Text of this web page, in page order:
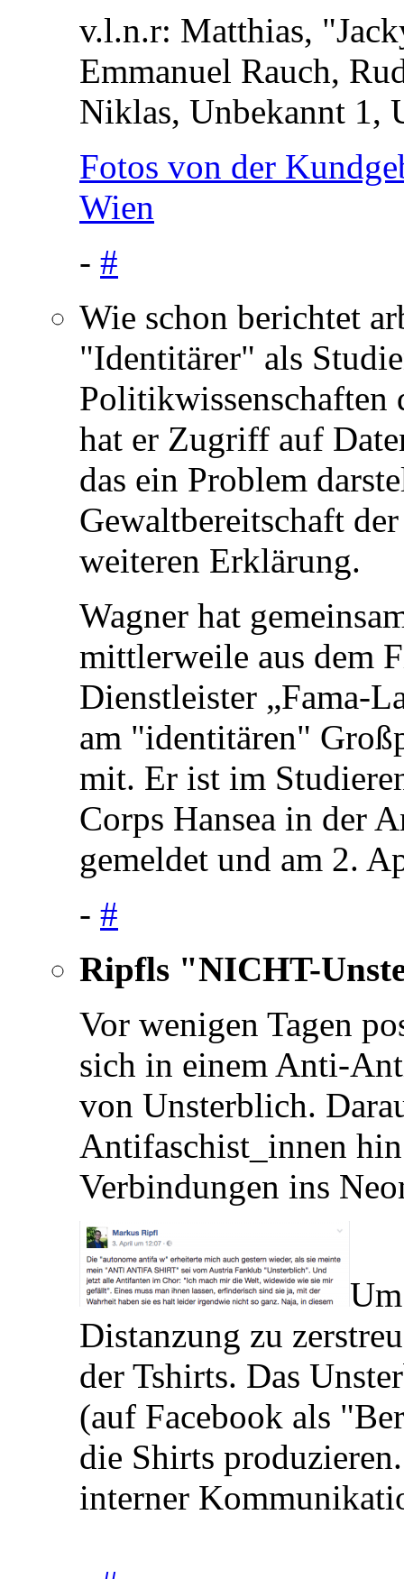
v.l.n.r: Matthias,
Emmanuel Rauch,
Niklas, Unbekannt 1,
Fotos von der
Wien
- #
Wie schon berichtet
"Identitärer" als
Politikwissenschaften
hat er Zugriff auf
das ein Problem
Gewaltbereitschaft
weiteren Erklärung.
Wagner hat
mittlerweile aus dem
Dienstleister „Fama-
am "identitären"
mit. Er ist im
Corps Hansea in der
gemeldet und am 2.
- #
Ripfls "NICHT-
Vor wenigen Tagen
sich in einem Anti-
von Unsterblich.
Antifaschist_innen
Verbindungen ins
Distanzung zu
der Tshirts. Das
(auf Facebook als
die Shirts
interner